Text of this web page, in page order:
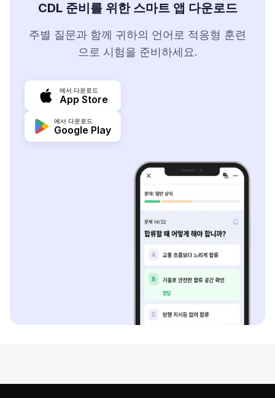
CDL 준비를 위한 스마트 앱 다운로드
주별 질문과 함께 귀하의 언어로 적응형 훈련
으로 시험을 준비하세요.
에서 다운로드
App Store
에서 다운로드
Google Play